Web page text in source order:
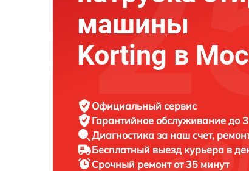
машины
Korting в
Официальный сервис
Гарантийное обслуживание до
Диагностика за наш счет,
Бесплатный выезд курьера в
Срочный ремонтот 35 минут